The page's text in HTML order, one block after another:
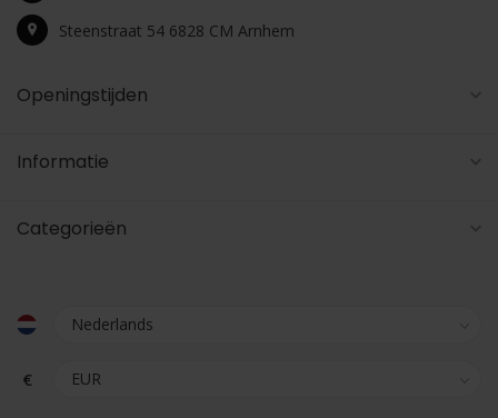
Steenstraat 54 6828 CM Arnhem
Openingstijden
Informatie
Categorieën
€